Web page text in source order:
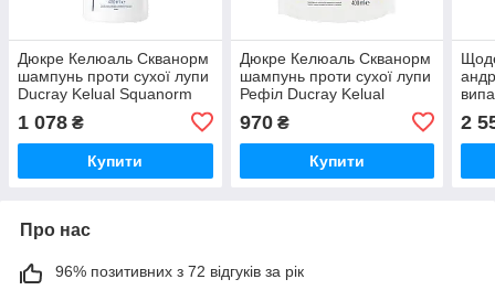
Дюкре Келюаль Скванорм
шампунь проти сухої лупи
Ducray Kelual Squanorm
Shampooing 400 мл new
1 078 ₴
Купити
Дюкре Келюаль Скванорм
шампунь проти сухої лупи
Рефіл Ducray Kelual
400 мл new
970₴
Купити
2
Про нас
96% позитивних з 72 відгуків за рік